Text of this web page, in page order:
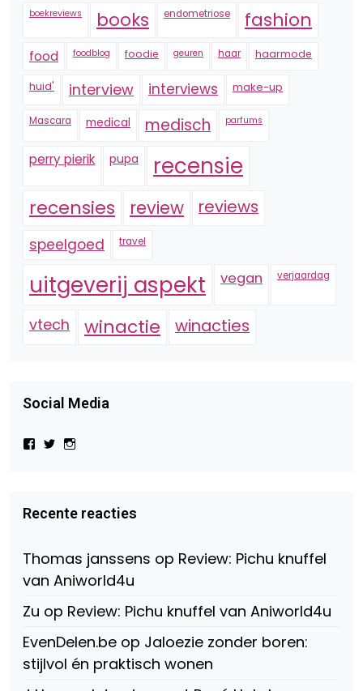
boekreviews books endometriose fashion
food foodblog foodie geuren haar haarmode
huid' interview interviews make-up
Mascara medical medisch parfums
perry pierik pupa recensie
recensies review reviews
speelgoed travel
uitgeverij aspekt vegan verjaardag
vtech winactie winacties
Social Media
Bekijk
Beauty-
147775071915783/?
Facebook
Bekijk
op
Twitter
op
Instagram
Recente reacties
Thomas janssens op Review: Pichu knuffel
van Aniworld4u
Zu op Review: Pichu knuffel van Aniworld4u
EvenDelen.be op Jaloezie zonder boren:
stijlvol én praktisch wonen